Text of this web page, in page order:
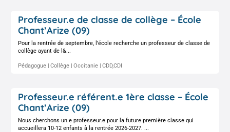
Professeur.e de classe de collège – École
Chant’Arize (09)
Pour la rentrée de septembre, l’école recherche un professeur de classe de
collège ayant de l&...
Pédagogue Collège Occitanie CDD,CDI
Professeur.e référent.e 1ère classe – École
Chant’Arize (09)
Nous cherchons un.e professeur.e pour la future première classe qui
accueillera 10-12 enfants à la rentrée 2026-2027. ...